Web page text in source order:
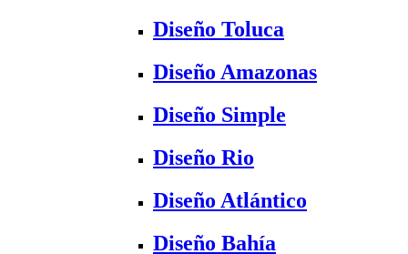
Diseño Toluca
Diseño Amazonas
Diseño Simple
Diseño Rio
Diseño Atlántico
Diseño Bahía